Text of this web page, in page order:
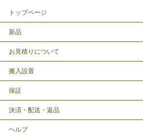
トップページ
新品
お見積りについて
搬入設置
保証
決済・配送・返品
ヘルプ